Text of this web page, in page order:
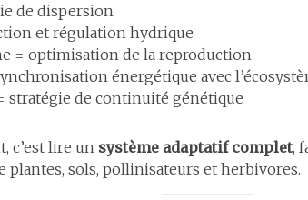
de dispersion
et régulation hydrique
= optimisation de la reproduction
énergétique avec
stratégie de continuité génétique
c’est lire un système adaptatif complet,
plantes, sols, pollinisateurs et herbivores.